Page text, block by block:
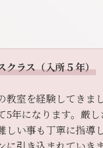
クラス（入所５年）
教室を経験してきま
5年になります。厳
しい事も丁寧に指導